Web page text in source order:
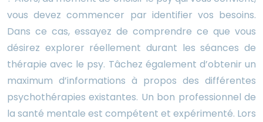
vous devez commencer par identifier vos besoins.
Dans ce cas, essayez de comprendre ce que vous
désirez explorer réellement durant les séances de
thérapie avec le psy. Tâchez également d’obtenir un
maximum d’informations à propos des différentes
psychothérapies existantes. Un bon professionnel de
la santé mentale est compétent et expérimenté. Lors